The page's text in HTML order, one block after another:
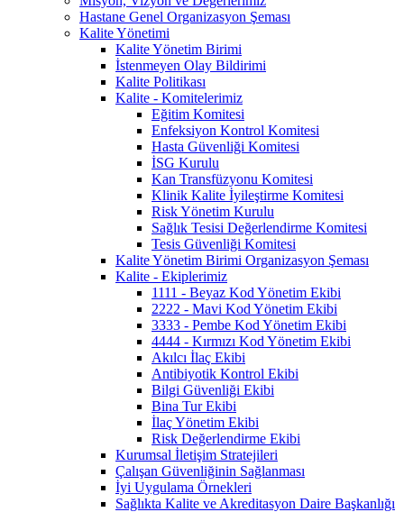
Hastane Genel Organizasyon Şeması
Kalite Yönetimi
Kalite Yönetim Birimi
İstenmeyen Olay Bildirimi
Kalite Politikası
Kalite - Komitelerimiz
Eğitim Komitesi
Enfeksiyon Kontrol Komitesi
Hasta Güvenliği Komitesi
İSG Kurulu
Kan Transfüzyonu Komitesi
Klinik Kalite İyileştirme Komitesi
Risk Yönetim Kurulu
Sağlık Tesisi Değerlendirme Komitesi
Tesis Güvenliği Komitesi
Kalite Yönetim Birimi Organizasyon Şeması
Kalite - Ekiplerimiz
1111 - Beyaz Kod Yönetim Ekibi
2222 - Mavi Kod Yönetim Ekibi
3333 - Pembe Kod Yönetim Ekibi
4444 - Kırmızı Kod Yönetim Ekibi
Akılcı İlaç Ekibi
Antibiyotik Kontrol Ekibi
Bilgi Güvenliği Ekibi
Bina Tur Ekibi
İlaç Yönetim Ekibi
Risk Değerlendirme Ekibi
Kurumsal İletişim Stratejileri
Çalışan Güvenliğinin Sağlanması
İyi Uygulama Örnekleri
Sağlıkta Kalite ve Akreditasyon Daire Başkanlığı